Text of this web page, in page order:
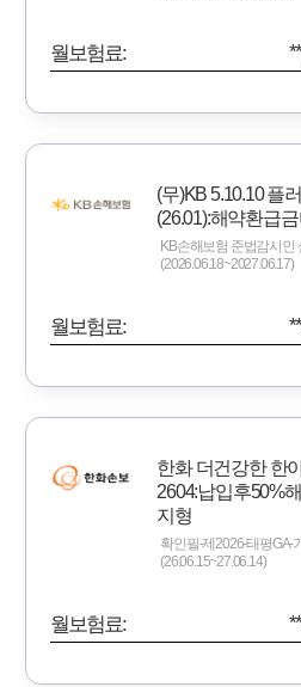
월보험료:
(무)KB 5.10.10 플
(26.01):해약환급
KB손해보험 준법감시인
(2026.06.18~2027.06.17)
월보험료:
한화 더건강한 한
2604:납입후50%
지형
확인필-제2026-태평GA-
(26.06.15~27.06.14)
월보험료: